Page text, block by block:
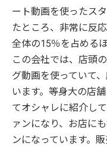
ート動画を使ったス
たところ、非常に反
全体の15％を占める
この会社では、店頭
グ動画を使っていて
います。等身大の店
てオシャレに紹介し
ァンになり、お店に
ンになっています。